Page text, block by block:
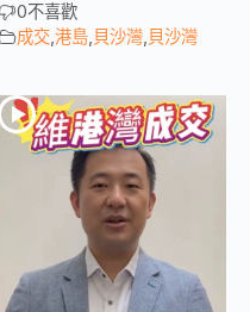
0不喜歡
成交 港島 貝沙灣 貝沙灣